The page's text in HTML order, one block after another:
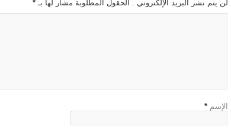
لن يتم نشر البريد الإلكتروني . الحقول المطلوبة مشار لها بـ*
الإسم *